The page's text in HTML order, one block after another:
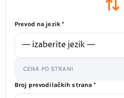
Prevod na jezik *
CENA PO STRANI
Broj prevodilačkih strana *